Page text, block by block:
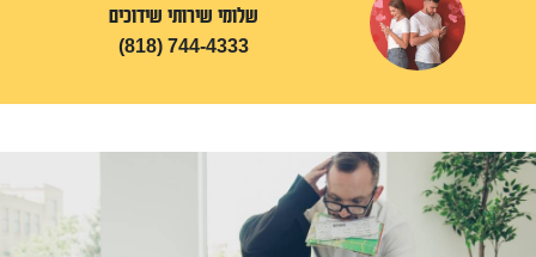
שלומי שירותי שידוכים
(818) 744-4333